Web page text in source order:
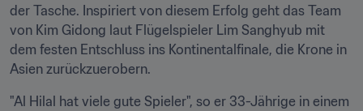
der Tasche. Inspiriert von diesem Erfolg geht das Team
von Kim Gidong laut Flügelspieler Lim Sanghyub mit
dem festen Entschluss ins Kontinentalfinale, die Krone in
Asien zurückzuerobern.
"Al Hilal hat viele gute Spieler", so er 33-Jährige in einem